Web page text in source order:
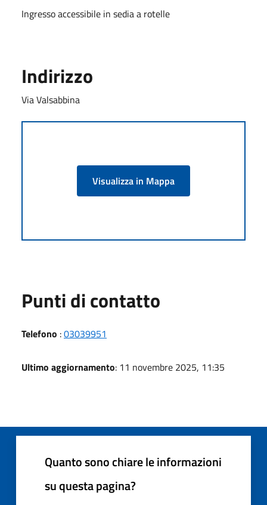
Ingresso accessibile in sedia a rotelle
Indirizzo
Via Valsabbina
Visualizza in Mappa
Punti di contatto
Telefono :03039951
Ultimo aggiornamento: 11 novembre 2025, 11:35
Quanto sono chiare le informazioni
su questa pagina?